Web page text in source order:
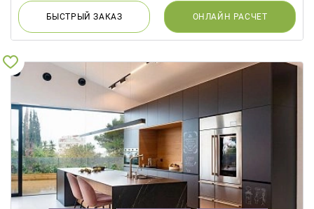
БЫСТРЫЙЗАКАЗ ОНЛАЙН РАСЧЕТ